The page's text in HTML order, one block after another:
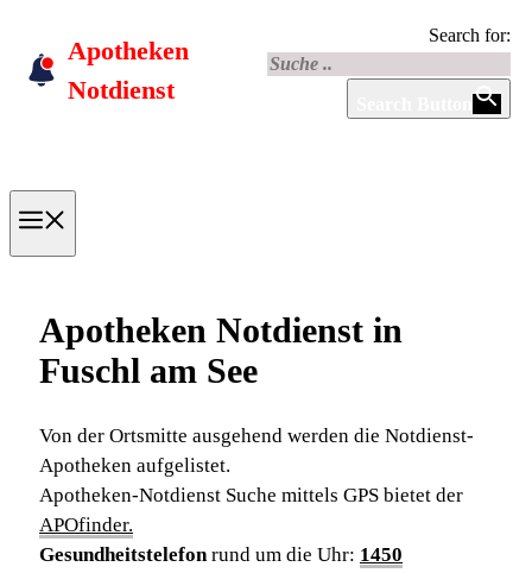
content
Apotheken
Notdienst
Search for:
Apotheken Notdienst in
Fuschl am See
Von der Ortsmitte ausgehend werden die Notdienst-
Apotheken aufgelistet.
Apotheken-Notdienst Suche mittels GPS bietet der
APOfinder.
Gesundheitstelefon rund um die Uhr: 1450